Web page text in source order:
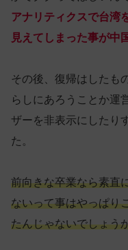
アナリティクスで台湾
見えてしまった事が中
その後、復帰はしたも
らしにあろうことか運
ザーを非表示にしたり
た。
前向きな卒業なら素直
ないって事はやっぱり
たんじゃないでしょう